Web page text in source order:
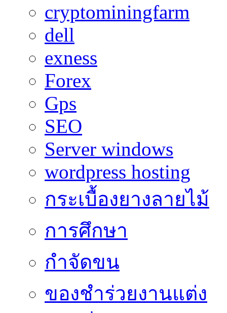
cryptominingfarm
dell
exness
Forex
Gps
SEO
Server windows
wordpress hosting
กระเบื้องยางลายไม้
การศึกษา
กำจัดขน
ของชำร่วยงานแต่ง